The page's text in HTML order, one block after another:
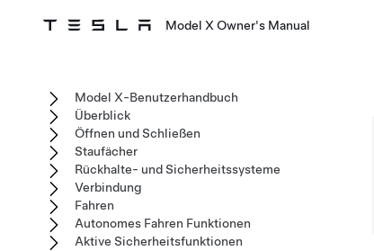
Model X Owner's Manual
Model X-Benutzerhandbuch
Überblick
Öffnen und Schließen
Staufächer
Rückhalte- und Sicherheitssysteme
Verbindung
Fahren
Autonomes Fahren Funktionen
Aktive Sicherheitsfunktionen